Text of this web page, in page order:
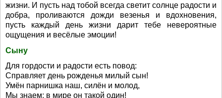
жизни. И пусть над тобой всегда светит солнце радости и
добра, проливаются дожди везенья и вдохновения,
пусть каждый день жизни дарит тебе невероятные
ощущения и весёлые эмоции!
Сыну
Для гордости и радости есть повод:
Справляет день рожденья милый сын!
Умён парнишка наш, силён и молод,
Мы знаем: в мире он такой один!